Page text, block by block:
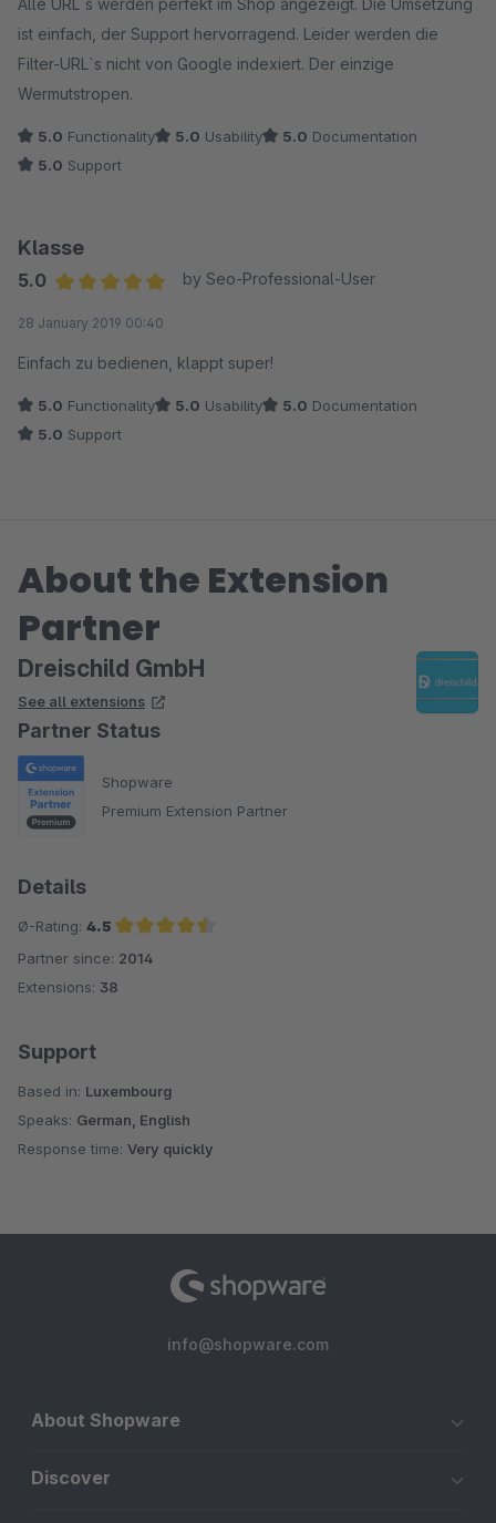
Alle URL`s werden perfekt im Shop angezeigt. Die Umsetzung
ist einfach, der Support hervorragend. Leider werden die
Filter-URL`s nicht von Google indexiert. Der einzige
Wermutstropen.
5.0 Functionality 5.0 Usability 5.0 Documentation
5.0 Support
Klasse
5.0
by Seo-Professional-User
28 January 2019 00:40
Einfach zu bedienen, klappt super!
5.0 Functionality 5.0 Usability 5.0 Documentation
5.0 Support
About the Extension
Partner
Dreischild GmbH
See all extensions
Partner Status
Shopware
Premium Extension Partner
Details
Ø-Rating: 4.5
Average rating of 4.5 out of 5 stars
Partner since: 2014
Extensions: 38
Support
Based in: Luxembourg
Speaks: German, English
Response time: Very quickly
info@shopware.com
About Shopware
Discover